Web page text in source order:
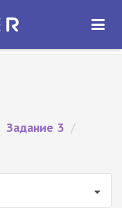
ОТКРЫТЬ
Задание 3 /